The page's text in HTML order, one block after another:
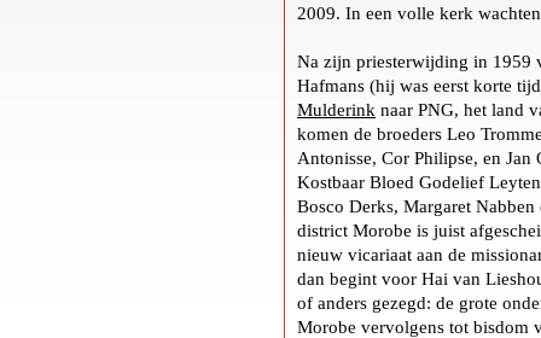
2009. In een volle kerk
Na zijn priesterwijding in 1959
Hafmans (hij was eerst korte
Mulderink naar PNG, het land
komen de broeders Leo
Antonisse, Cor Philipse, en Jan
Kostbaar Bloed Godelief
Bosco Derks, Margaret
district Morobe is juist
nieuw vicariaat aan de
dan begint voor Hai van
of anders gezegd: de grote
Morobe vervolgens tot bisdom